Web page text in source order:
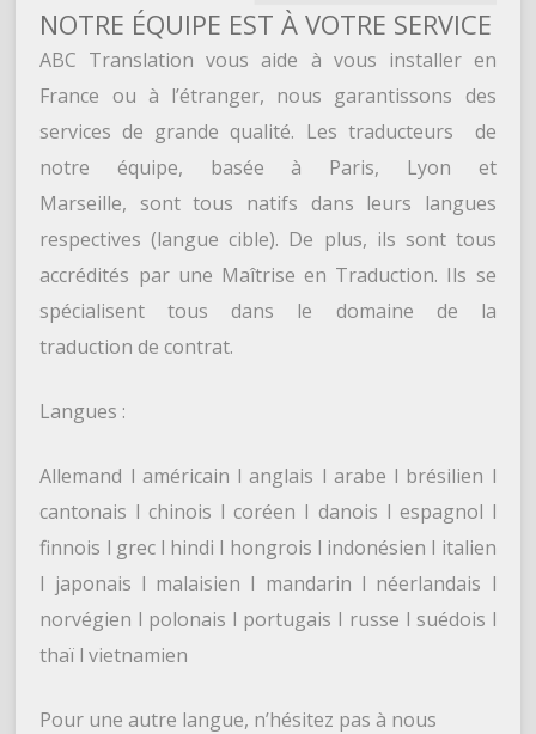
NOTRE ÉQUIPE EST À VOTRE SERVICE
ABC Translation vous aide à vous installer en
France ou à l’étranger, nous garantissons des
services de grande qualité. Les traducteurs de
notre équipe, basée à Paris, Lyon et
Marseille, sont tous natifs dans leurs langues
respectives (langue cible). De plus, ils sont tous
accrédités par une Maîtrise en Traduction. Ils se
spécialisent tous dans le domaine de la
traduction de contrat.
Langues :
Allemand l américain l anglais l arabe l brésilien l
cantonais l chinois l coréen l danois l espagnol l
finnois l grec l hindi l hongrois l indonésien l italien
l japonais l malaisien l mandarin l néerlandais l
norvégien l polonais l portugais l russe l suédois l
thaï l vietnamien
Pour une autre langue, n’hésitez pas à nous